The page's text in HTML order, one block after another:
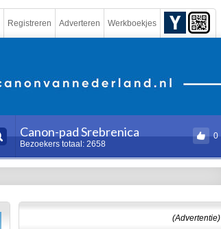
Registreren Adverteren Werkboekjes
0
Canon-pad Srebrenica
Bezoekers totaal: 2658
(Advertentie)